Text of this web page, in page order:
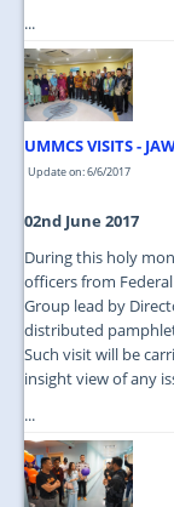
...
UMMCS VISITS -
Update on: 6/6/2017
02nd June 2017
During this holy
officers from
Group lead by
distributed
Such visit will be
insight view of any
...